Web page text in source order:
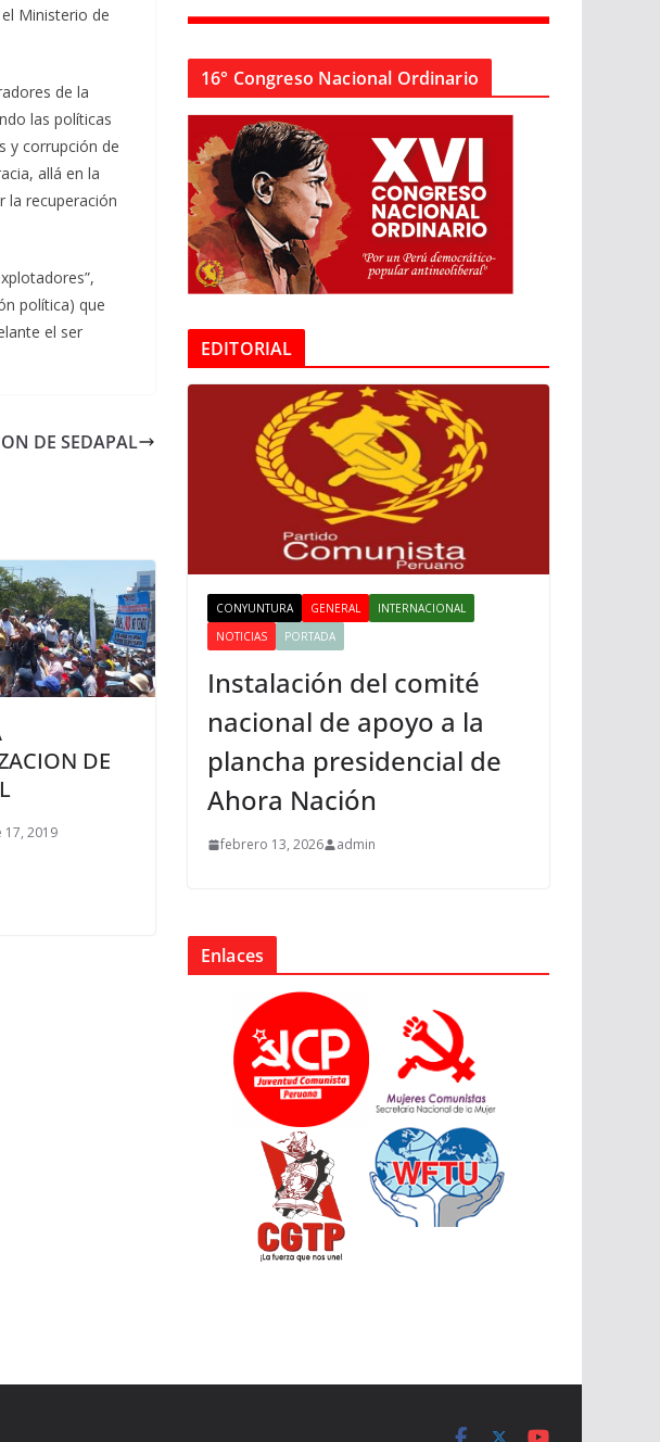
Ministerio de
de la
las políticas
y corrupción de
allá en la
la recuperación
política) que
el ser
DE SEDAPAL
DE
2019
16° Congreso Nacional Ordinario
EDITORIAL
CONYUNTURA GENERAL
INTERNACIONAL
NOTICIAS
PORTADA
Instalación del comité
nacional de apoyo a la
plancha presidencial de
Ahora Nación
febrero 13, 2026 admin
Enlaces